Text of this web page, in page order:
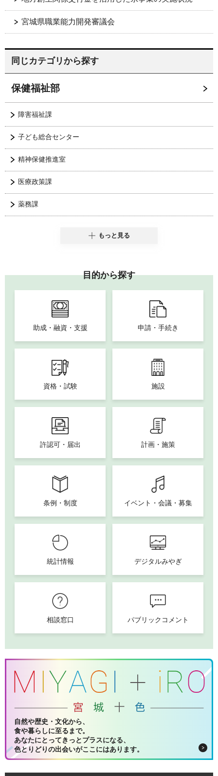
宮城県職業能力開発審議会
同じカテゴリから探す
保健福祉部
障害福祉課
子ども総合センター
精神保健推進室
医療政策課
薬務課
もっと見る
目的から探す
助成・融資・支援 申請・手続き
資格・試験 施設
許認可・届出 計画・施策
条例・制度 イベント・会議・募集
統計情報 デジタルみやぎ
相談窓口 パブリックコメント
自然や歴史・文化から、
食や暮らしに至るまで。
あなたにとってきっとプラスになる、
色とりどりの出会いがここにはあります。